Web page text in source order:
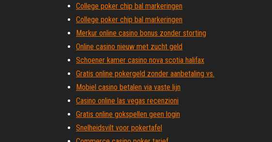
College poker chip bal markeringen
College poker chip bal markeringen
Merkur online casino bonus zonder storting
Online casino nieuw met zucht geld
Schoener kamer casino nova scotia halifax
Gratis online pokergeld zonder aanbetaling vs.
Mobiel casino betalen via vaste lijn
Casino online las vegas recenzioni
Gratis online gokspellen geen login
Snelheidsvilt voor pokertafel